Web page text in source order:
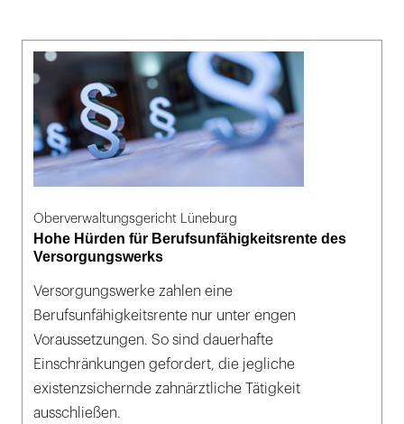
Oberverwaltungsgericht Lüneburg
Hohe Hürden für Berufsunfähigkeitsrente des
Versorgungswerks
Versorgungswerke zahlen eine
Berufsunfähigkeitsrente nur unter engen
Voraussetzungen. So sind dauerhafte
Einschränkungen gefordert, die jegliche
existenzsichernde zahnärztliche Tätigkeit
ausschließen.